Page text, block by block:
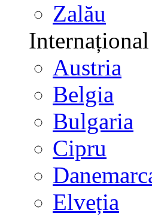
Zalău
Internațional
Austria
Belgia
Bulgaria
Cipru
Elveția